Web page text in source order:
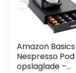
Amazon Basics
Nespresso Pod
opslaglade –